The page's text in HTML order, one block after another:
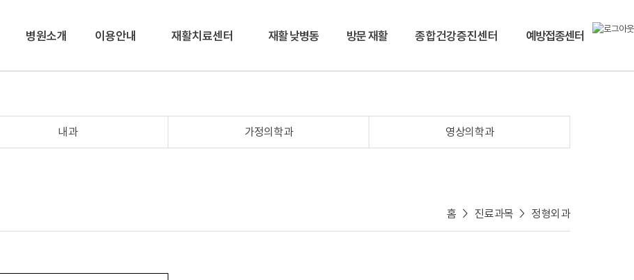
병원소개 이용안내 재활치료센터 재활 낮병동 방문 재활 종합건강증진센터 예방접종센터
내과 가정의학과 영상의학과
홈 > 진료과목 > 정형외과